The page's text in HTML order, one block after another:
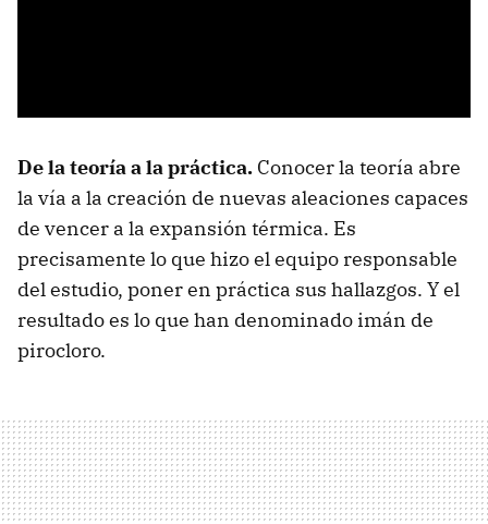
De la teoría a la práctica. Conocer la teoría abre
la vía a la creación de nuevas aleaciones capaces
de vencer a la expansión térmica. Es
precisamente lo que hizo el equipo responsable
del estudio, poner en práctica sus hallazgos. Y el
resultado es lo que han denominado imán de
pirocloro.